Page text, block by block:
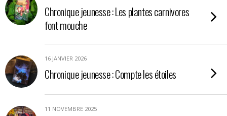
Chronique jeunesse : Les plantes carnivores
font mouche
16 JANVIER 2026
Chronique jeunesse : Compte les étoiles
11 NOVEMBRE 2025